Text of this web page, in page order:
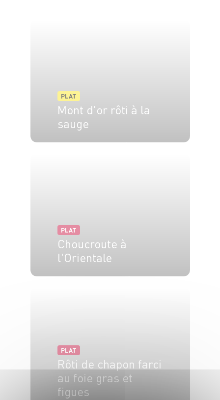
PLAT
Mont d'or rôti à la
sauge
PLAT
Choucroute à
l'Orientale
PLAT
Rôti de chapon farci
au foie gras et
figues